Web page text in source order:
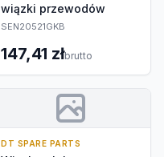
wiązki przewodów
SEN20521GKB
147,41 złbrutto
DT SPARE PARTS